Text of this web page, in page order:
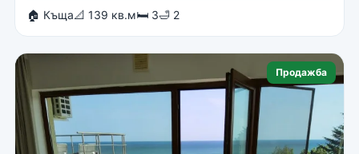
🏠 Къща📐 139 кв.м🛏 3🛁 2
Продажба